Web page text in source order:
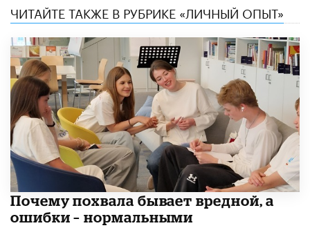
ЧИТАЙТЕ ТАКЖЕ В РУБРИКЕ «ЛИЧНЫЙ ОПЫТ»
​Почему похвала бывает вредной, а
ошибки – нормальными